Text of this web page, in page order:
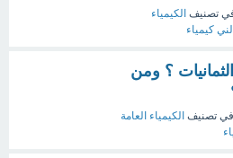
تصنيف الكيمياء
كيمياء
؟ ومن
في تصنيف الكيمياء العامة